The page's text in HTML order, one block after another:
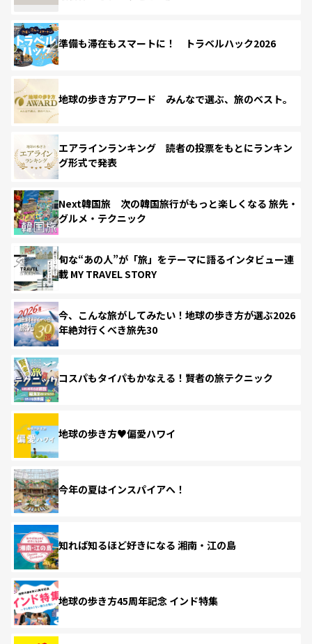
準備も滞在もスマートに！ トラベルハック2026
地球の歩き方アワード みんなで選ぶ、旅のベスト。
エアラインランキング 読者の投票をもとにランキン
グ形式で発表
Next韓国旅 次の韓国旅行がもっと楽しくなる 旅先・
グルメ・テクニック
旬な“あの人”が「旅」をテーマに語るインタビュー連
載 MY TRAVEL STORY
今、こんな旅がしてみたい！地球の歩き方が選ぶ2026
年絶対行くべき旅先30
コスパもタイパもかなえる！賢者の旅テクニック
地球の歩き方♥偏愛ハワイ
今年の夏はインスパイアへ！
知れば知るほど好きになる 湘南・江の島
地球の歩き方45周年記念 インド特集